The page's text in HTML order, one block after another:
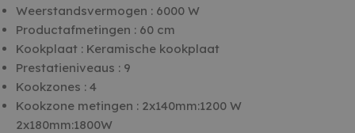
Weerstandsvermogen : 6000 W
Productafmetingen : 60 cm
Kookplaat : Keramische kookplaat
Prestatieniveaus : 9
Kookzones : 4
Kookzone metingen : 2x140mm:1200 W
2x180mm:1800W